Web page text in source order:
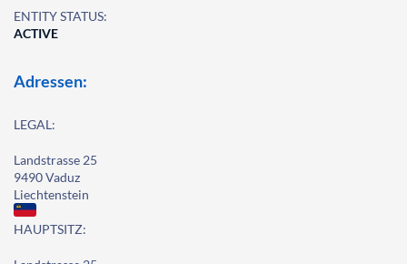
ENTITY STATUS:
ACTIVE
Adressen:
LEGAL:
Landstrasse 25
9490 Vaduz
Liechtenstein
HAUPTSITZ: